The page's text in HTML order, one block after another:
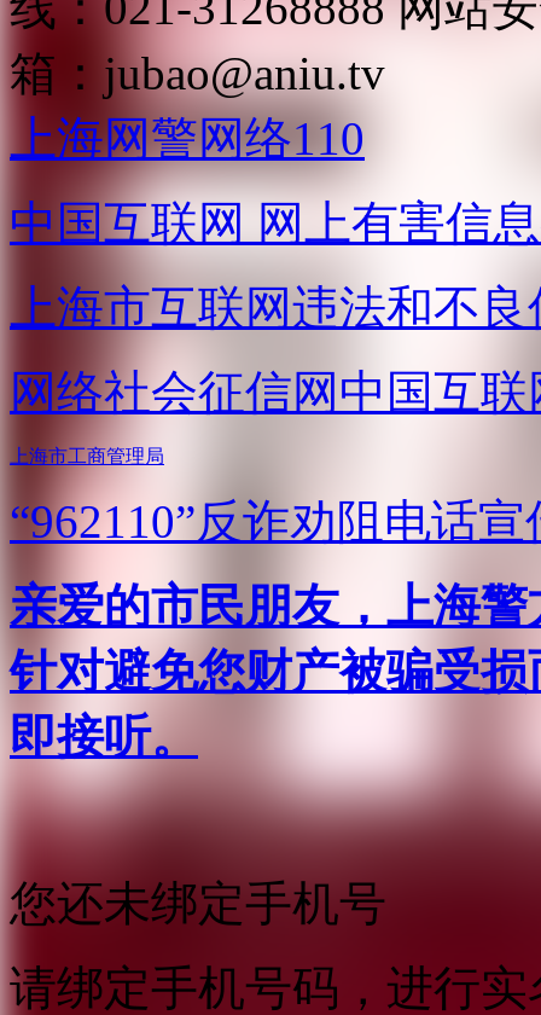
箱： jubao@aniu.tv
上海网警网络110
中国互联网 网上有害信
上海市互联网违法和不
网络社会征信网 中国互
上海市工商管理局
“962110”反诈劝阻电话宣
亲爱的市民朋友，上海
针对避免您财产被骗受
即接听。
您还未绑定手机号
请绑定手机号码，进行